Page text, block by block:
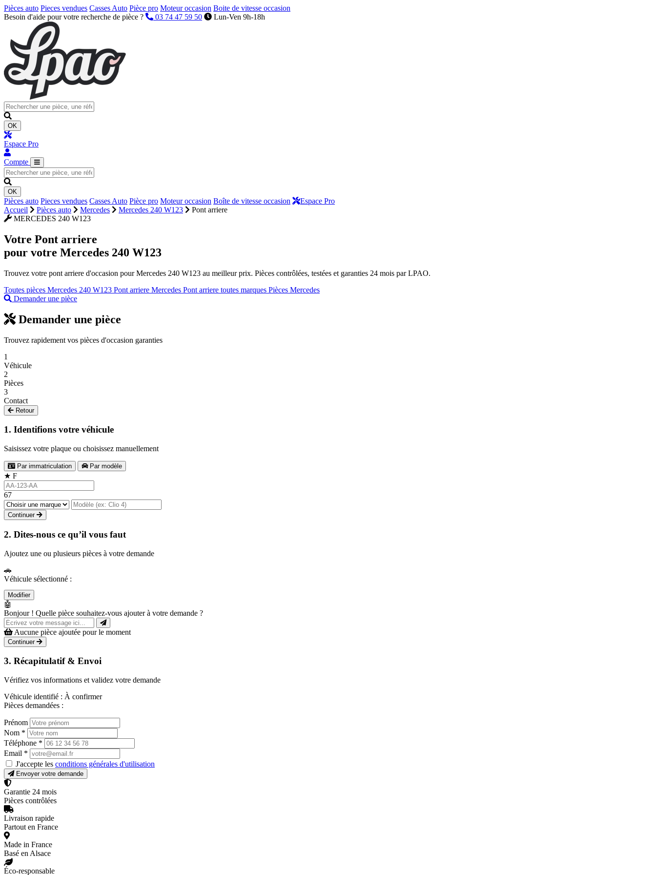
Pièces auto Pieces vendues Casses Auto Pièce pro Moteur occasion Boite de vitesse occasion
Besoin d'aide pour votre recherche de pièce ?
03 74 47 59 50 Lun-Ven 9h-18h
OK
Espace Pro
Compte
OK
Pièces auto Pieces vendues Casses Auto Pièce pro Moteur occasion Boîte de vitesse occasion
Espace Pro
Accueil
Pièces auto Mercedes Mercedes 240 W123
Pont arriere
MERCEDES 240 W123
Votre Pont arriere
pour votre Mercedes 240 W123
Trouvez votre pont arriere d'occasion pour Mercedes 240 W123 au meilleur prix. Pièces contrôlées, testées et garanties 24 mois par LPAO.
Toutes pièces Mercedes 240 W123 Pont arriere Mercedes Pont arriere toutes marques Pièces Mercedes
Demander une pièce
Demander une pièce
Trouvez rapidement vos pièces d'occasion garanties
1
Véhicule
2
Pièces
3
Contact
Retour
1. Identifions votre véhicule
Saisissez votre plaque ou choisissez manuellement
Par immatriculation Par modèle
★ F
67
Continuer
2. Dites-nous ce qu’il vous faut
Ajoutez une ou plusieurs pièces à votre demande
🚗
Véhicule sélectionné :
Modifier
🤖
Bonjour ! Quelle pièce souhaitez-vous ajouter à votre demande ?
Aucune pièce ajoutée pour le moment
Continuer
3. Récapitulatif & Envoi
Vérifiez vos informations et validez votre demande
Véhicule identifié : À confirmer
Pièces demandées :
Prénom
Nom *
Téléphone *
Email *
J'accepte les conditions générales d'utilisation
Envoyer votre demande
Garantie 24 mois
Pièces contrôlées
Livraison rapide
Partout en France
Made in France
Basé en Alsace
Éco-responsable